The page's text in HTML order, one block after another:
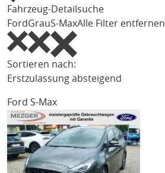
Fahrzeug-Detailsuche
FordGrauS-MaxAlle Filter entfernen
Sortieren nach:
Erstzulassung absteigend
Ford S-Max